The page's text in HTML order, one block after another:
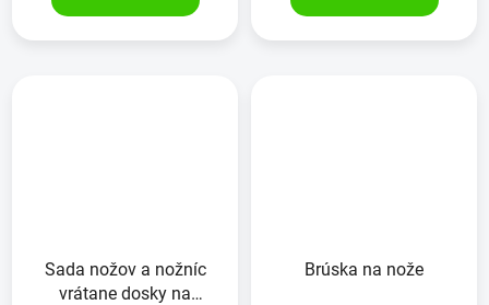
Sada nožov a nožníc
vrátane dosky na
Brúska na nože